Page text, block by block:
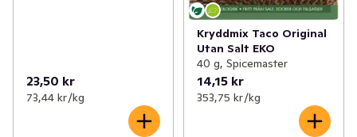
23,50 kr
73,44 kr /kg
Kryddmix Taco Original
Utan Salt EKO
40 g, Spicemaster
14,15 kr
353,75 kr /kg